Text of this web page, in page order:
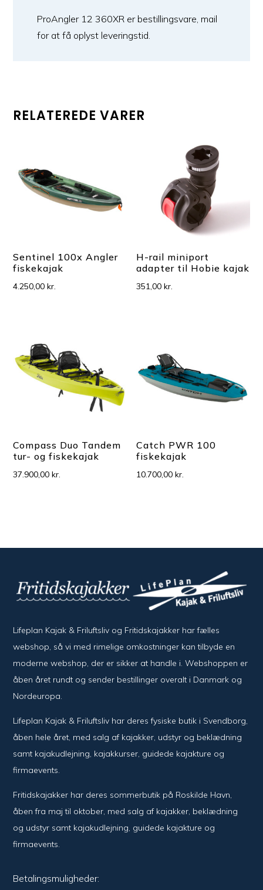
ProAngler 12 360XR er bestillingsvare, mail
for at få oplyst leveringstid.
RELATEREDE VARER
Sentinel 100x Angler
fiskekajak
4.250,00kr.
H-rail miniport
adapter til Hobie kajak
351,00kr.
Compass Duo Tandem
tur- og fiskekajak
37.900,00kr.
Catch PWR 100
fiskekajak
10.700,00kr.
Lifeplan Kajak & Friluftsliv og Fritidskajakker har fælles
webshop, så vi med rimelige omkostninger kan tilbyde en
moderne webshop, der er sikker at handle i. Webshoppen er
åben året rundt og sender bestillinger overalt i Danmark og
Nordeuropa.
Lifeplan Kajak & Friluftsliv har deres fysiske butik i Svendborg,
åben hele året, med salg af kajakker, udstyr og beklædning
samt kajakudlejning, kajakkurser, guidede kajakture og
firmaevents.
Fritidskajakker har deres sommerbutik på Roskilde Havn,
åben fra maj til oktober, med salg af kajakker, beklædning
og udstyr samt kajakudlejning, guidede kajakture og
firmaevents.
Betalingsmuligheder: